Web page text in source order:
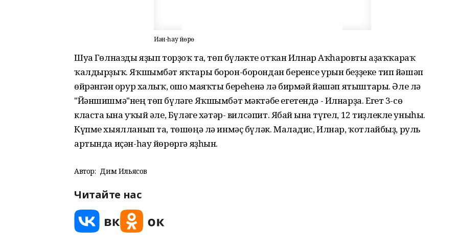
Иҫән-һау йөрө
Шуға Гөлназды яҙып торҙоҡ та, төп бүләкте отҡан Илнар Аҡһаровты аҙаҡҡараҡ
ҡалдырҙыҡ. Яҡшымбәт яҡтары борон-борондан беренсе урын беҙҙеке тип йәшәп
өйрәнгән ғорур халыҡ, ошо маяҡты береһенә лә бирмәй йәшәп ятыштары. Әле лә
"Йәншишмә"нең төп бүләге Яҡшымбәт мәктәбе егетендә - Илнарҙа. Егет 3-сө
класта ғына уҡый әле, Бүләге хәтәр- вилсәпит. Ябай ғына түгел, 12 тиҙлекле уныһы.
Күпме хыялланып та, төшөңә лә инмәҫ бүләк. Маладис, Илнар, ҡотлайбыҙ, руль
артында иҫән-һау йөрөргә яҙһын.
Автор: Дим Ильясов
Читайте нас